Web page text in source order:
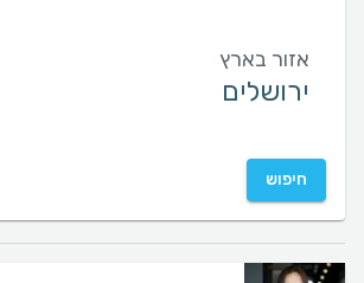
אזור בארץ
חיפוש